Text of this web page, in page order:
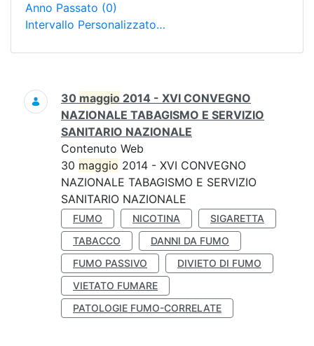
Anno Passato (0)
Intervallo Personalizzato…
Ricerca
30 maggio 2014 - XVI CONVEGNO
NAZIONALE TABAGISMO E SERVIZIO
SANITARIO NAZIONALE
Contenuto Web
30 maggio 2014 - XVI CONVEGNO
NAZIONALE TABAGISMO E SERVIZIO
SANITARIO NAZIONALE
FUMO NICOTINA
SIGARETTA
TABACCO
DANNI DA FUMO
FUMO PASSIVO
DIVIETO DI FUMO
VIETATO FUMARE
PATOLOGIE FUMO-CORRELATE